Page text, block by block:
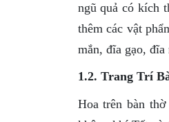
ngũ quả có kích
thêm các vật
mắn, đĩa gạo, đĩa
1.2. Trang Trí
Hoa trên bàn